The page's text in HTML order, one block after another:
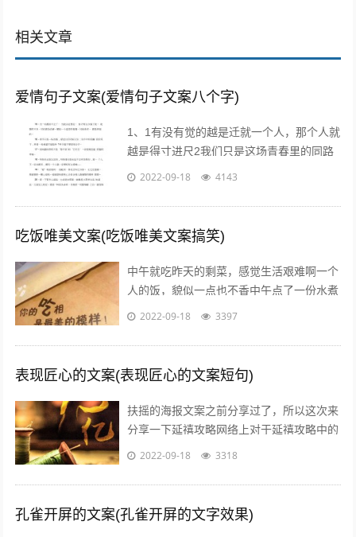
相关文章
爱情句子文案(爱情句子文案八个字)
1、1有没有觉的越是迁就一个人，那个人就
越是得寸进尺2我们只是这场青春里的同路
者，相伴着走过这一段时光3不属于我的东
2022-09-18 4143
吃饭唯美文案(吃饭唯美文案搞笑)
中午就吃昨天的剩菜，感觉生活艰难啊一个
人的饭，貌似一点也不香中午点了一份水煮
鱼，超级开胃呀我一个人也要吃麻麻香中午
2022-09-18 3397
表现匠心的文案(表现匠心的文案短句)
扶摇的海报文案之前分享过了，所以这次来
分享一下延禧攻略网络上对于延禧攻略中的
服饰画风妆容都一致的满意，非常符合历史
2022-09-18 3318
孔雀开屏的文案(孔雀开屏的文字效果)